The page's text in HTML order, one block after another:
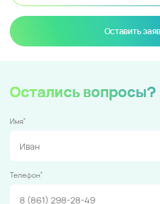
Оставить
Остались вопросы?
Имя*
Телефон*